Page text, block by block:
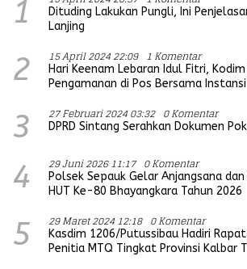
1
Dituding Lakukan Pungli, Ini
Lanjing
2 15 April 2024 22:09 1 Komentar
Hari Keenam Lebaran Idul Fitri,
Pengamanan di Pos Bersama
3 27 Februari 2024 03:32 0 Komentar
DPRD Sintang Serahkan Dokumen
4 29 Juni 2026 11:17 0 Komentar
Polsek Sepauk Gelar Anjangsana
HUT Ke-80 Bhayangkara Tahun 2026
5 29 Maret 2024 12:18 0 Komentar
Kasdim 1206/Putussibau Hadiri
Penitia MTQ Tingkat Provinsi Kalbar